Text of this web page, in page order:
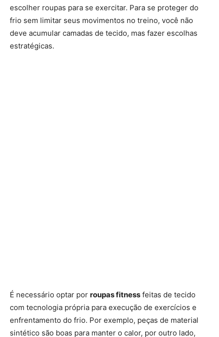
escolher roupas para se exercitar. Para se proteger do
frio sem limitar seus movimentos no treino, você não
deve acumular camadas de tecido, mas fazer escolhas
estratégicas.
É necessário optar por roupas fitness feitas de tecido
com tecnologia própria para execução de exercícios e
enfrentamento do frio. Por exemplo, peças de material
sintético são boas para manter o calor, por outro lado,